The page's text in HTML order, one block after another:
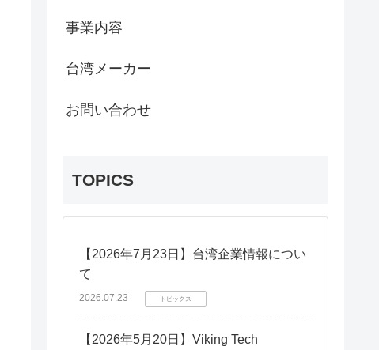
事業内容
台湾メーカー
お問い合わせ
TOPICS
【2026年7月23日】台湾企業情報につい
て
2026.07.23 トピックス
【2026年5月20日】Viking Tech